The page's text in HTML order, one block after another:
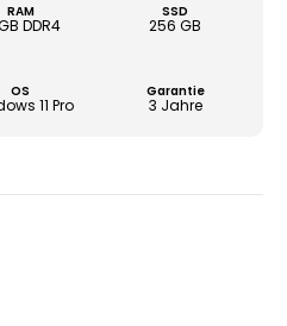
RAM
DDR4
SSD
256 GB
OS
11 Pro
Garantie
3 Jahre